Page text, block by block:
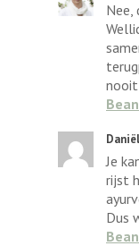
Nee,
nooit
Je
rijst
Dus